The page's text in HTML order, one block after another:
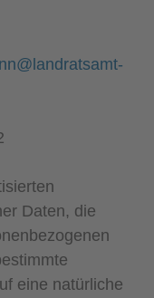
Daten, die
eine natürliche